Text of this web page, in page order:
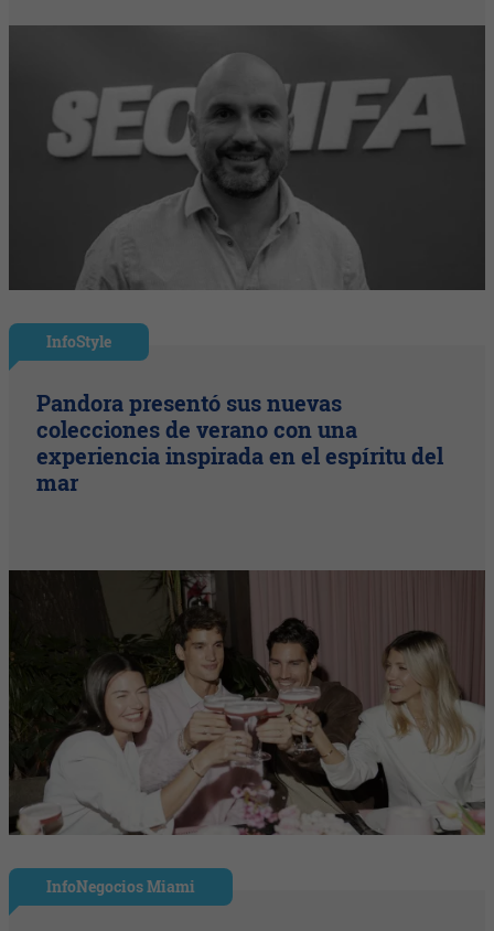
InfoStyle
Pandora presentó sus nuevas
colecciones de verano con una
experiencia inspirada en el espíritu del
mar
InfoNegocios Miami